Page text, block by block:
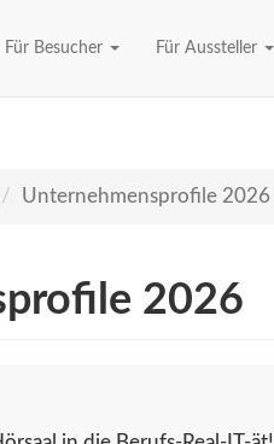
Für Besucher Für Aussteller
Unternehmensprofile 2026
2026